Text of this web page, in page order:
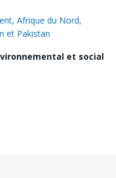
Afrique du Nord,
et Pakistan
et social